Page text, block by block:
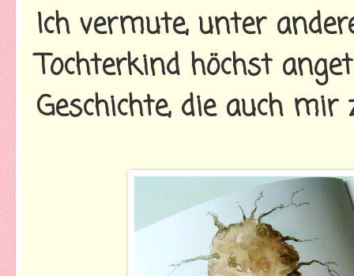
Ich vermute, unter
Tochterkind höchst
Geschichte, die auch